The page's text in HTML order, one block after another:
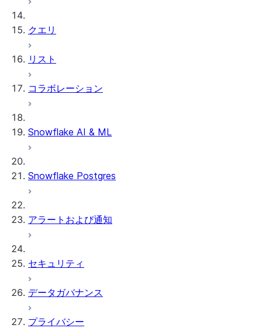
クエリ
リスト
コラボレーション
Snowflake AI & ML
Snowflake Postgres
アラートおよび通知
セキュリティ
データガバナンス
プライバシー